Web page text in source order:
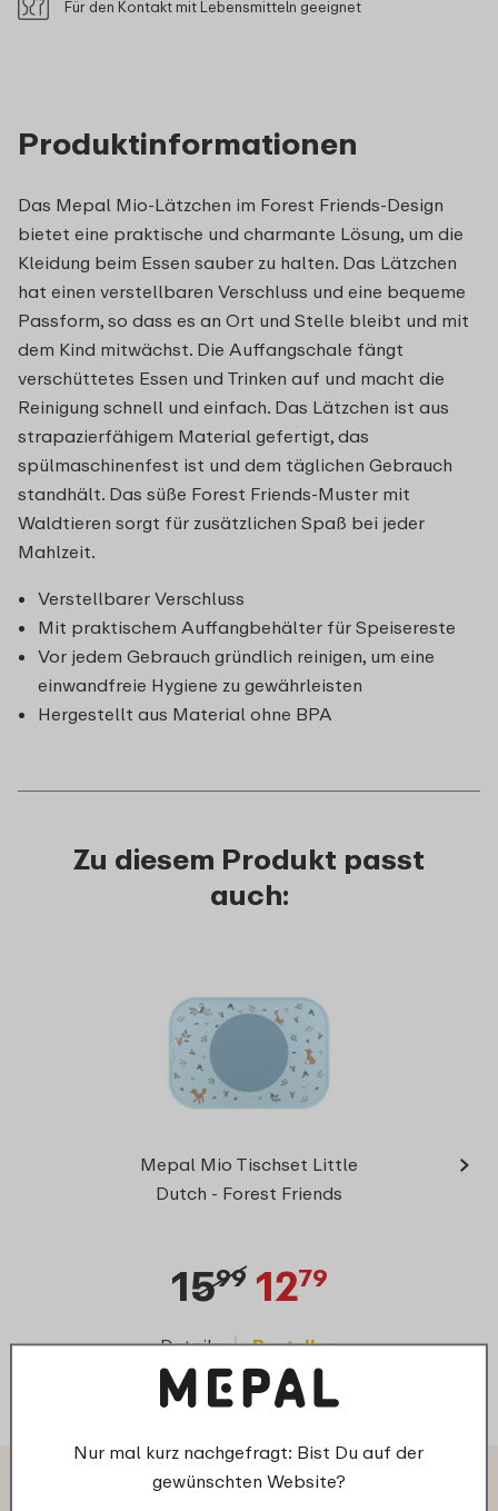
Produktinformationen
Das Mepal Mio-Lätzchen im Forest Friends-Design
bietet eine praktische und charmante Lösung, um die
Kleidung beim Essen sauber zu halten. Das Lätzchen
hat einen verstellbaren Verschluss und eine bequeme
Passform, so dass es an Ort und Stelle bleibt und mit
dem Kind mitwächst. Die Auffangschale fängt
verschüttetes Essen und Trinken auf und macht die
Reinigung schnell und einfach. Das Lätzchen ist aus
strapazierfähigem Material gefertigt, das
spülmaschinenfest ist und dem täglichen Gebrauch
standhält. Das süße Forest Friends-Muster mit
Waldtieren sorgt für zusätzlichen Spaß bei jeder
Mahlzeit.
Verstellbarer Verschluss
Mit praktischem Auffangbehälter für Speisereste
Vor jedem Gebrauch gründlich reinigen, um eine
einwandfreie Hygiene zu gewährleisten
Hergestellt aus Material ohne BPA
Für den Kontakt mit Lebensmitteln geeignet
Zu diesem Produkt passt
auch:
Mepal Mio Tischset Little
Dutch - Forest Friends
1599 1279
Details Bestellen
›
Das sagen andere Kunden über
Nur mal kurz nachgefragt: Bist Du auf der
gewünschten Website?